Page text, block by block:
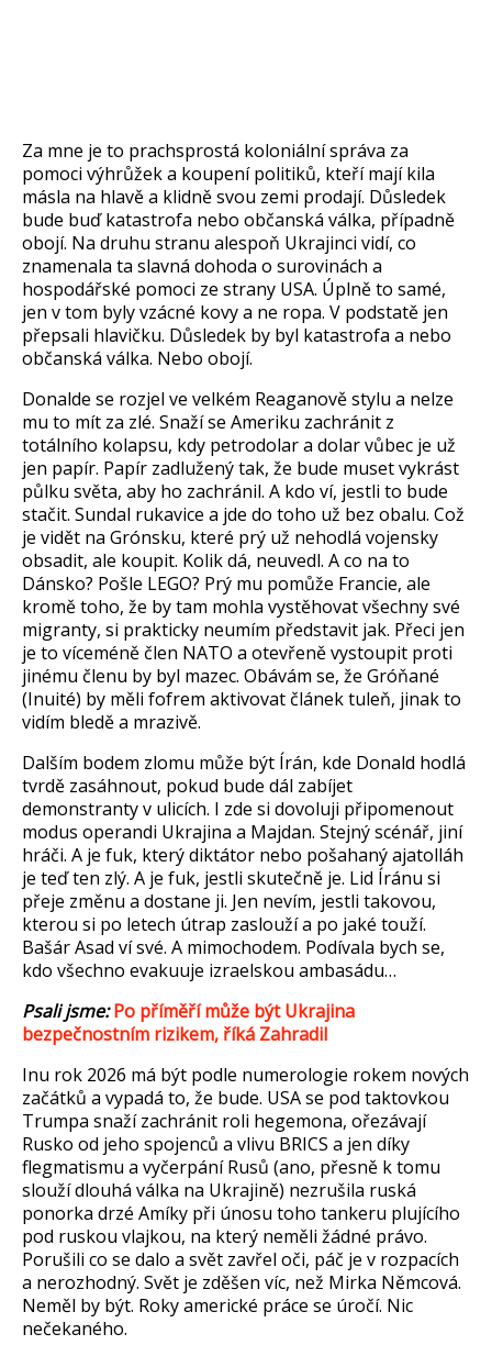
Za mne je to prachsprostá koloniální správa za
pomoci výhrůžek a koupení politiků, kteří mají kila
másla na hlavě a klidně svou zemi prodají. Důsledek
bude buď katastrofa nebo občanská válka, případně
obojí. Na druhu stranu alespoň Ukrajinci vidí, co
znamenala ta slavná dohoda o surovinách a
hospodářské pomoci ze strany USA. Úplně to samé,
jen v tom byly vzácné kovy a ne ropa. V podstatě jen
přepsali hlavičku. Důsledek by byl katastrofa a nebo
občanská válka. Nebo obojí.
Donalde se rozjel ve velkém Reaganově stylu a nelze
mu to mít za zlé. Snaží se Ameriku zachránit z
totálního kolapsu, kdy petrodolar a dolar vůbec je už
jen papír. Papír zadlužený tak, že bude muset vykrást
půlku světa, aby ho zachránil. A kdo ví, jestli to bude
stačit. Sundal rukavice a jde do toho už bez obalu. Což
je vidět na Grónsku, které prý už nehodlá vojensky
obsadit, ale koupit. Kolik dá, neuvedl. A co na to
Dánsko? Pošle LEGO? Prý mu pomůže Francie, ale
kromě toho, že by tam mohla vystěhovat všechny své
migranty, si prakticky neumím představit jak. Přeci jen
je to víceméně člen NATO a otevřeně vystoupit proti
jinému členu by byl mazec. Obávám se, že Gróňané
(Inuité) by měli fofrem aktivovat článek tuleň, jinak to
vidím bledě a mrazivě.
Dalším bodem zlomu může být Írán, kde Donald hodlá
tvrdě zasáhnout, pokud bude dál zabíjet
demonstranty v ulicích. I zde si dovoluji připomenout
modus operandi Ukrajina a Majdan. Stejný scénář, jiní
hráči. A je fuk, který diktátor nebo pošahaný ajatolláh
je teď ten zlý. A je fuk, jestli skutečně je. Lid Íránu si
přeje změnu a dostane ji. Jen nevím, jestli takovou,
kterou si po letech útrap zaslouží a po jaké touží.
Bašár Asad ví své. A mimochodem. Podívala bych se,
kdo všechno evakuuje izraelskou ambasádu…
Psali jsme:Po příměří může být Ukrajina
bezpečnostním rizikem, říká Zahradil
Inu rok 2026 má být podle numerologie rokem nových
začátků a vypadá to, že bude. USA se pod taktovkou
Trumpa snaží zachránit roli hegemona, ořezávají
Rusko od jeho spojenců a vlivu BRICS a jen díky
flegmatismu a vyčerpání Rusů (ano, přesně k tomu
slouží dlouhá válka na Ukrajině) nezrušila ruská
ponorka drzé Amíky při únosu toho tankeru plujícího
pod ruskou vlajkou, na který neměli žádné právo.
Porušili co se dalo a svět zavřel oči, páč je v rozpacích
a nerozhodný. Svět je zděšen víc, než Mirka Němcová.
Neměl by být. Roky americké práce se úročí. Nic
nečekaného.